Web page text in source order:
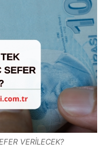
VERİLECEK?